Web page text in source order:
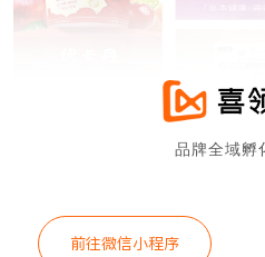
品牌全域孵
前往微信小程序